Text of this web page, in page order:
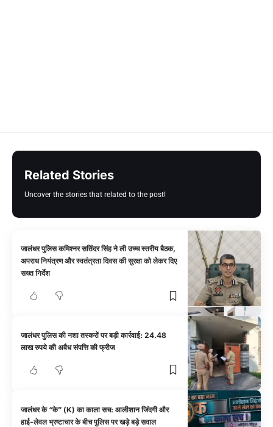
Related Stories
Uncover the stories that related to the post!
जालंधर पुलिस कमिश्नर सतिंदर सिंह ने ली उच्च स्तरीय बैठक,
अपराध नियंत्रण और स्वतंत्रता दिवस की सुरक्षा को लेकर दिए
सख्त निर्देश
जालंधर पुलिस की नशा तस्करों पर बड़ी कार्रवाई: 24.48
लाख रुपये की अवैध संपत्ति की फ्रीज
जालंधर के “के” (K) का काला सच: आलीशान जिंदगी और
हाई-लेवल भ्रष्टाचार के बीच पुलिस पर खड़े बड़े सवाल